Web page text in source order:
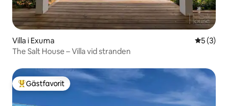
Villa i Exuma 5 av 5 i
5 (3)
The Salt House – Villa vid stranden
Populär gästfavorit
Gästfavorit